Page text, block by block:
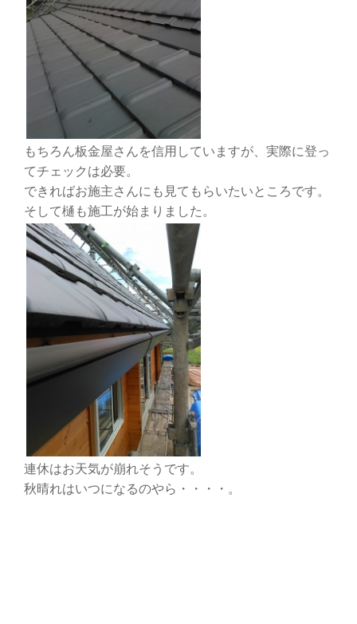
もちろん板金屋さんを信用していますが、実際に登っ
てチェックは必要。
できればお施主さんにも見てもらいたいところです。
そして樋も施工が始まりました。
連休はお天気が崩れそうです。
秋晴れはいつになるのやら・・・・。